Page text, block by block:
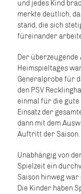
und jedes Kind
merkte deutlich,
stand, die sich
füreinander
Der
Heimspieltages
Generalprobe für
den PSV
einmal für die
Einsatz der
dann mit dem
Auftritt der Saison.
Unabhängig von
Spielzeit ein
Saison hinweg
Die Kinder haben